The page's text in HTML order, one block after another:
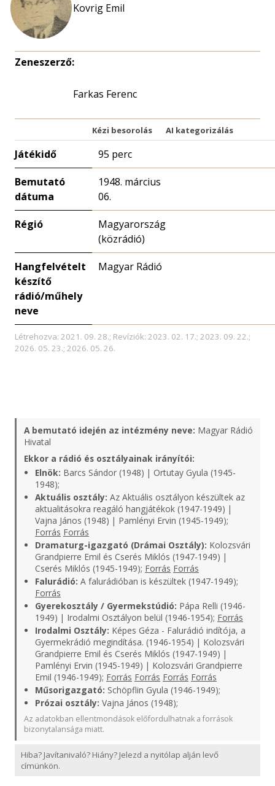
Kovrig Emil
Zeneszerző:
Farkas Ferenc
Kézi besorolás AI kategorizálás
Játékidő 95 perc
Bemutató
dátuma
1948. március
06.
Régió
Magyarország
(közrádió)
Hangfelvételt
készítő
rádió/műhely
neve
Magyar Rádió
Létrehozva: 2021. 09. 28.; Revíziók: 2023. 02. 17.; 2023. 09. 22.;
2026. 05. 23.; 2026. 05. 26.
A bemutató idején az intézmény neve: Magyar Rádió
Hivatal
Ekkor a rádió és osztályainak irányítói:
Elnök: Barcs Sándor (1948) | Ortutay Gyula (1945-
1948);
Aktuális osztály: Az Aktuális osztályon készültek az
aktualitásokra reagáló hangjátékok (1947-1949) |
Vajna János (1948) | Pamlényi Ervin (1945-1949);
Forrás Forrás
Dramaturg-igazgató (Drámai Osztály): Kolozsvári
Grandpierre Emil és Cserés Miklós (1947-1949) |
Cserés Miklós (1945-1949); Forrás Forrás
Falurádió: A falurádióban is készültek (1947-1949);
Forrás
Gyerekosztály / Gyermekstúdió: Pápa Relli (1946-
1949) | Irodalmi Osztályon belül (1946-1954); Forrás
Irodalmi Osztály: Képes Géza - Falurádió indítója, a
Gyermekrádió megindítása. (1946-1954) | Kolozsvári
Grandpierre Emil és Cserés Miklós (1947-1949) |
Pamlényi Ervin (1945-1949) | Kolozsvári Grandpierre
Emil (1946-1949); Forrás Forrás Forrás Forrás
Műsorigazgató: Schöpflin Gyula (1946-1949);
Prózai osztály: Vajna János (1948);
Az adatokban ellentmondások előfordulhatnak a források
bizonytalansága miatt.
Hiba? Javítanivaló? Hiány? Jelezd a nyitólap alján levő
címünkön.